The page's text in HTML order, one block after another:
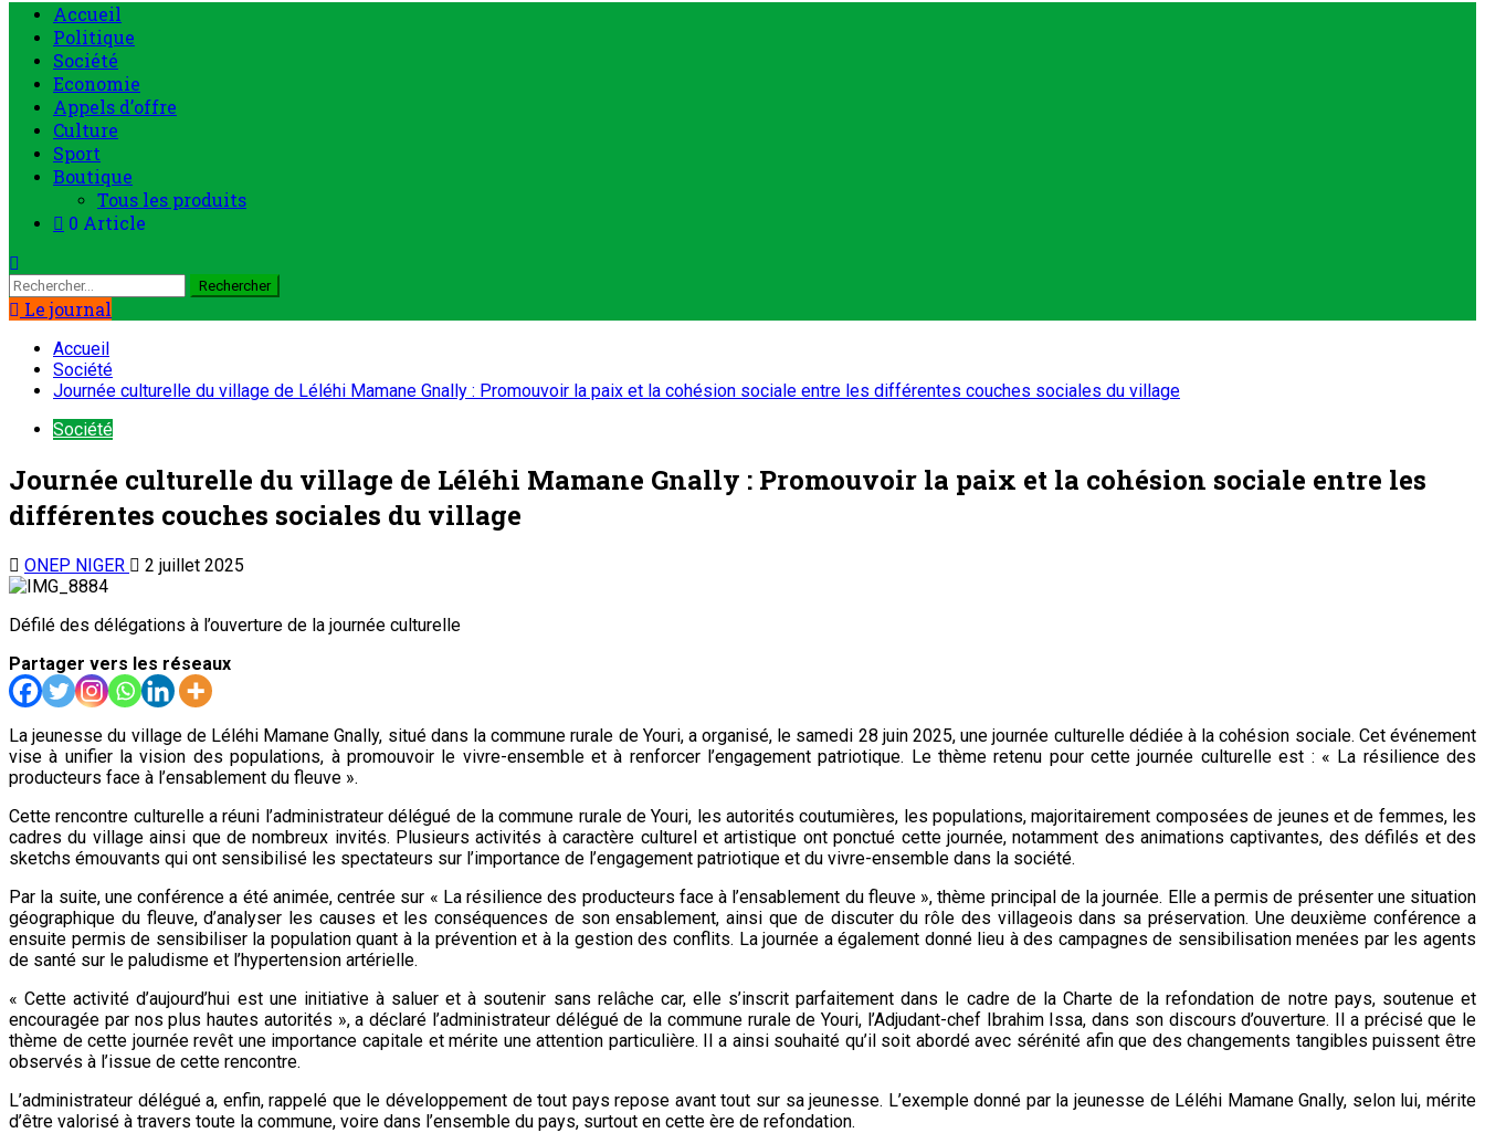
Accueil
Politique
Société
Economie
Appels d’offre
Culture
Sport
Boutique
Tous les produits
0 Article
Le journal
Accueil
Société
Journée culturelle du village de Léléhi Mamane Gnally : Promouvoir la paix et la cohésion sociale entre les différentes couches sociales du village
Société
Journée culturelle du village de Léléhi Mamane Gnally : Promouvoir la paix et la cohésion sociale entre les
différentes couches sociales du village
ONEP NIGER 2 juillet 2025
Défilé des délégations à l’ouverture de la journée culturelle
Partager vers les réseaux
La jeunesse du village de Léléhi Mamane Gnally, situé dans la commune rurale de Youri, a organisé, le samedi 28 juin 2025, une journée culturelle dédiée à la cohésion sociale. Cet événement
vise à unifier la vision des populations, à promouvoir le vivre-ensemble et à renforcer l’engagement patriotique. Le thème retenu pour cette journée culturelle est : « La résilience des
producteurs face à l’ensablement du fleuve ».
Cette rencontre culturelle a réuni l’administrateur délégué de la commune rurale de Youri, les autorités coutumières, les populations, majoritairement composées de jeunes et de femmes, les
cadres du village ainsi que de nombreux invités. Plusieurs activités à caractère culturel et artistique ont ponctué cette journée, notamment des animations captivantes, des défilés et des
sketchs émouvants qui ont sensibilisé les spectateurs sur l’importance de l’engagement patriotique et du vivre-ensemble dans la société.
Par la suite, une conférence a été animée, centrée sur « La résilience des producteurs face à l’ensablement du fleuve », thème principal de la journée. Elle a permis de présenter une situation
géographique du fleuve, d’analyser les causes et les conséquences de son ensablement, ainsi que de discuter du rôle des villageois dans sa préservation. Une deuxième conférence a
ensuite permis de sensibiliser la population quant à la prévention et à la gestion des conflits. La journée a également donné lieu à des campagnes de sensibilisation menées par les agents
de santé sur le paludisme et l’hypertension artérielle.
« Cette activité d’aujourd’hui est une initiative à saluer et à soutenir sans relâche car, elle s’inscrit parfaitement dans le cadre de la Charte de la refondation de notre pays, soutenue et
encouragée par nos plus hautes autorités », a déclaré l’administrateur délégué de la commune rurale de Youri, l’Adjudant-chef Ibrahim Issa, dans son discours d’ouverture. Il a précisé que le
thème de cette journée revêt une importance capitale et mérite une attention particulière. Il a ainsi souhaité qu’il soit abordé avec sérénité afin que des changements tangibles puissent être
observés à l’issue de cette rencontre.
L’administrateur délégué a, enfin, rappelé que le développement de tout pays repose avant tout sur sa jeunesse. L’exemple donné par la jeunesse de Léléhi Mamane Gnally, selon lui, mérite
d’être valorisé à travers toute la commune, voire dans l’ensemble du pays, surtout en cette ère de refondation.